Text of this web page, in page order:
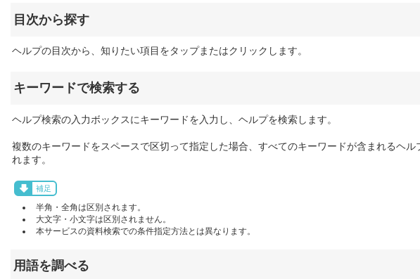
目次から探す
ヘルプの目次から、知りたい項目をタップまたはクリックします。
キーワードで検索する
ヘルプ検索の入力ボックスにキーワードを入力し、ヘルプを検索します。
複数のキーワードをスペースで区切って指定した場合、すべてのキーワードが含まれるヘル
れます。
補足
半角・全角は区別されます。
大文字・小文字は区別されません。
本サービスの資料検索での条件指定方法とは異なります。
用語を調べる